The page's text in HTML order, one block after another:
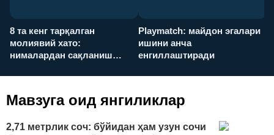
8 та кенг тарқалган
молиявий хато:
нималардан сақланиш
Playmatch: майдон эгалари
ишини анча
енгиллаштиради
Мавзуга оид янгиликлар
2,71 метрлик соч: бўйидан ҳам узун сочи